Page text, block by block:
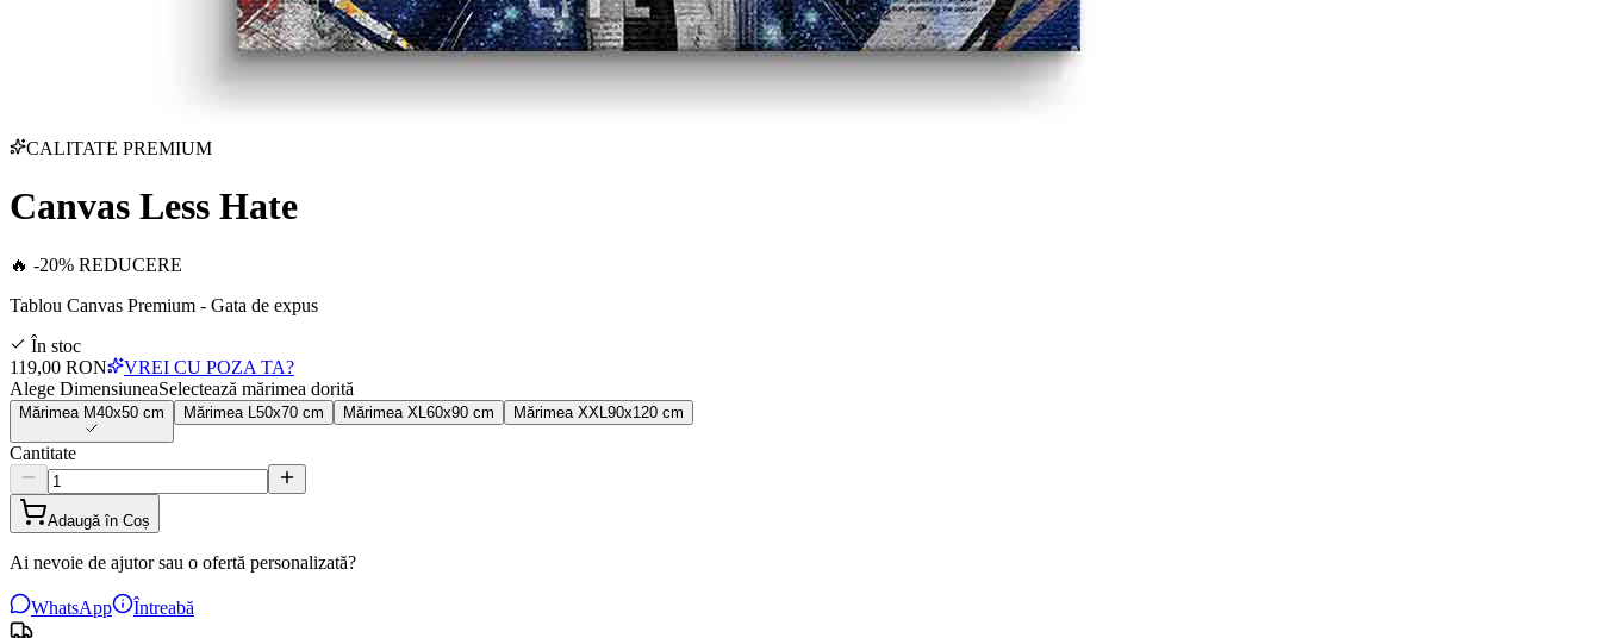
CALITATE PREMIUM
Canvas Less Hate
🔥 -20% REDUCERE
Tablou Canvas Premium - Gata de expus
În stoc
119,00 RON
VREI CU POZA TA?
Alege DimensiuneaSelectează mărimea dorită
Mărimea M40x50 cm Mărimea 50x70 cm Mărimea XL 60x90 cm Mărimea XXL 90x120 cm
Cantitate
Adaugă în Coș
Ai nevoie de ajutor sau o ofertă personalizată?
WhatsApp Întreabă